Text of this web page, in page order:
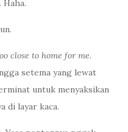
close to home for me.
setema yang lewat
untuk menyaksikan
di layar kaca.